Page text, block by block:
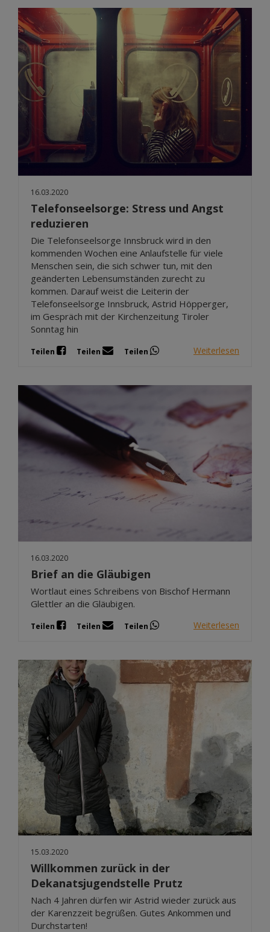
16.03.2020
Telefonseelsorge: Stress und Angst
reduzieren
Die Telefonseelsorge Innsbruck wird in den
kommenden Wochen eine Anlaufstelle für viele
Menschen sein, die sich schwer tun, mit den
geänderten Lebensumständen zurecht zu
kommen. Darauf weist die Leiterin der
Telefonseelsorge Innsbruck, Astrid Höpperger,
im Gespräch mit der Kirchenzeitung Tiroler
Sonntag hin
Teilen Teilen Teilen Weiterlesen
16.03.2020
Brief an die Gläubigen
Wortlaut eines Schreibens von Bischof Hermann
Glettler an die Gläubigen.
Teilen Teilen Teilen Weiterlesen
15.03.2020
Willkommen zurück in der
Dekanatsjugendstelle Prutz
Nach 4 Jahren dürfen wir Astrid wieder zurück aus
der Karenzzeit begrüßen. Gutes Ankommen und
Durchstarten!